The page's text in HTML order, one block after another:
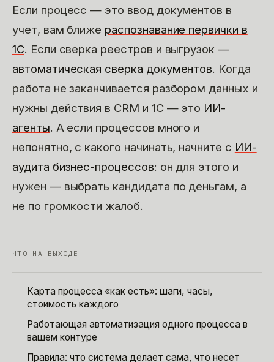
Если процесс — это ввод документов в
учет, вам ближе распознавание первички в
1С. Если сверка реестров и выгрузок —
автоматическая сверка документов. Когда
работа не заканчивается разбором данных и
нужны действия в CRM и 1С — это ИИ-
агенты. А если процессов много и
непонятно, с какого начинать, начните с ИИ-
аудита бизнес-процессов: он для этого и
нужен — выбрать кандидата по деньгам, а
не по громкости жалоб.
ЧТО НА ВЫХОДЕ
Карта процесса «как есть»: шаги, часы,
стоимость каждого
Работающая автоматизация одного процесса в
вашем контуре
Правила: что система делает сама, что несет